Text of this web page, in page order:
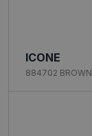
ICONE
884702